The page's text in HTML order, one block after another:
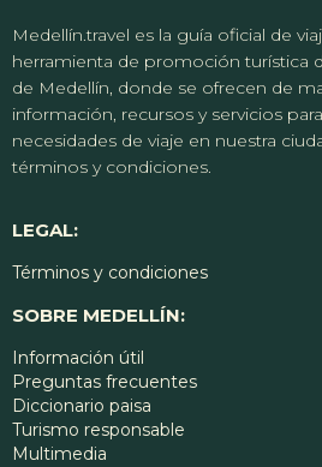
Medellín.travel es la guía oficial de
herramienta de promoción turística
de Medellín, donde se ofrecen de
información, recursos y servicios
necesidades de viaje en nuestra
términos y condiciones.
LEGAL:
Términos y condiciones
SOBRE MEDELLÍN:
Información útil
Preguntas frecuentes
Diccionario paisa
Turismo responsable
Multimedia